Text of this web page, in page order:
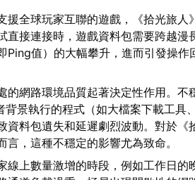
援全球玩家互聯的遊戲，《拾光旅人
直接連接時，遊戲資料包需要跨越漫
Ping值）的大幅攀升，進而引發操作
的網路環境品質起著決定性作用。不
景執行的程式（如大檔案下載工具
資料包遺失和延遲劇烈波動。對於《
，這種不穩定的影響尤為致命。
線上數量激增的時段，例如工作日的